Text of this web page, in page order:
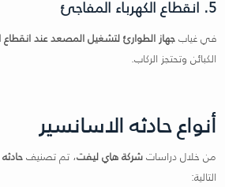
5. انقطاع الكهرباء المفاجئ
في غيابجهاز الطوارئ لتشغيل المصعد عند انقطاع
الكبائن وتحتجز الركاب.
أنواع حادثه الاسانسير
من خلال دراساتشركة هاي ليفت، تم تصنيف
التالية: